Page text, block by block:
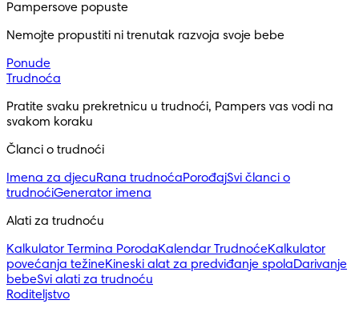
Pampersove popuste
Nemojte propustiti ni trenutak razvoja svoje bebe
Ponude
Trudnoća
Pratite svaku prekretnicu u trudnoći, Pampers vas vodi na
svakom koraku
Članci o trudnoći
Imena za djecuRana trudnoćaPorođajSvi članci o
trudnoćiGenerator imena
Alati za trudnoću
Kalkulator Termina PorodaKalendar TrudnoćeKalkulator
povećanja težineKineski alat za predviđanje spolaDarivanje
bebeSvi alati za trudnoću
Roditeljstvo